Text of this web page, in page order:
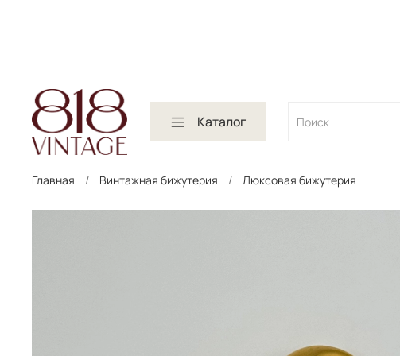
Каталог
Главная Винтажная бижутерия Люксовая бижутерия